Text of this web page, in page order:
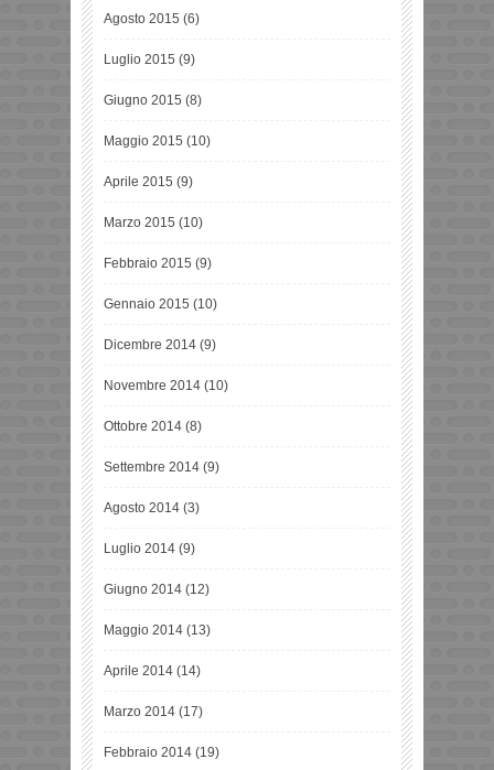
Agosto 2015 (6)
Luglio 2015 (9)
Giugno 2015 (8)
Maggio 2015 (10)
Aprile 2015 (9)
Marzo 2015 (10)
Febbraio 2015 (9)
Gennaio 2015 (10)
Dicembre 2014 (9)
Novembre 2014 (10)
Ottobre 2014 (8)
Settembre 2014 (9)
Agosto 2014 (3)
Luglio 2014 (9)
Giugno 2014 (12)
Maggio 2014 (13)
Aprile 2014 (14)
Marzo 2014 (17)
Febbraio 2014 (19)